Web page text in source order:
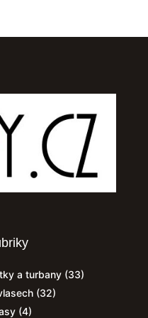
a turbany (33)
(32)
(4)